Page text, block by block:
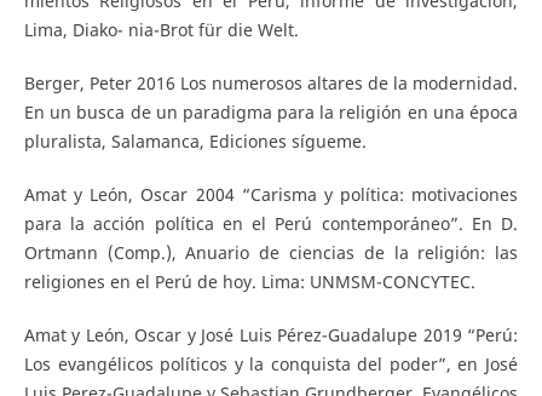
Lima, Diako- nia-Brot für die Welt.
Berger, Peter 2016 Los numerosos altares de la modernidad.
En un busca de un paradigma para la religión en una época
pluralista, Salamanca, Ediciones sígueme.
Amat y León, Oscar 2004 “Carisma y política: motivaciones
para la acción política en el Perú contemporáneo”. En D.
Ortmann (Comp.), Anuario de ciencias de la religión: las
religiones en el Perú de hoy. Lima: UNMSM-CONCYTEC.
Amat y León, Oscar y José Luis Pérez-Guadalupe 2019 “Perú:
Los evangélicos políticos y la conquista del poder”, en José